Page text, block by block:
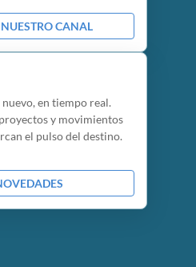
NUESTRO CANAL
en tiempo real.
y movimientos
el pulso del destino.